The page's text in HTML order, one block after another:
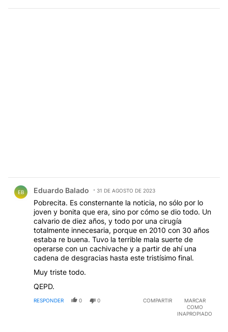
EB Eduardo Balado 31 DE AGOSTO DE 2023
Pobrecita. Es consternante la noticia, no sólo por lo
joven y bonita que era, sino por cómo se dio todo. Un
calvario de diez años, y todo por una cirugía
totalmente innecesaria, porque en 2010 con 30 años
estaba re buena. Tuvo la terrible mala suerte de
operarse con un cachivache y a partir de ahí una
cadena de desgracias hasta este tristísimo final.
Muy triste todo.
QEPD.
RESPONDER 0 0 COMPARTIR
MARCAR
COMO
INAPROPIADO